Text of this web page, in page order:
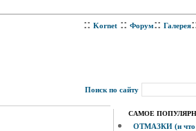
:: Kornet :: Форум:: Галерея
Поиск по сайту
САМОЕ
ОТМАЗКИ (и что